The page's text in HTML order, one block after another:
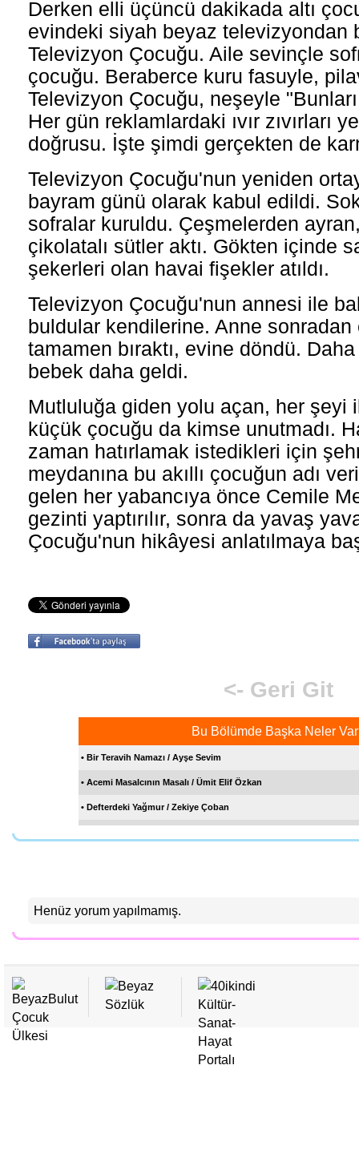
Derken elli üçüncü dakikada altı
evindeki siyah beyaz televizyondan
Televizyon Çocuğu. Aile sevinçle
çocuğu. Beraberce kuru fasuyle,
Televizyon Çocuğu, neşeyle
Her gün reklamlardaki ıvır zıvırları
doğrusu. İşte şimdi gerçekten de
Televizyon Çocuğu'nun yeniden
bayram günü olarak kabul edildi.
sofralar kuruldu. Çeşmelerden
çikolatalı sütler aktı. Gökten içinde
şekerleri olan havai fişekler atıldı.
Televizyon Çocuğu'nun annesi ile
buldular kendilerine. Anne sonradan
tamamen bıraktı, evine döndü.
bebek daha geldi.
Mutluluğa giden yolu açan, her şeyi
küçük çocuğu da kimse unutmadı.
zaman hatırlamak istedikleri için
meydanına bu akıllı çocuğun adı
gelen her yabancıya önce Cemile
gezinti yaptırılır, sonra da yavaş
Çocuğu'nun hikâyesi anlatılmaya
<- Geri Git
Bu Bölümde Başka Neler
• Bir Teravih Namazı / Ayşe Sevim
• Acemi Masalcının Masalı / Ümit Elif Özkan
• Defterdeki Yağmur / Zekiye Çoban
• Mavi Önlük / Fatma Çağdaş Börekci
• Kardeşim Bübü / Bülent Ata
• Anlayışlı Vezir Muşi'nin Değişik Cümleleri / Sümeyra Turanalp
• Şeker Canavarı / Fatma Çağdaş Börekci
• Mor Hırka / Fatma Çağdaş Börekci
Henüz yorum yapılmamış.